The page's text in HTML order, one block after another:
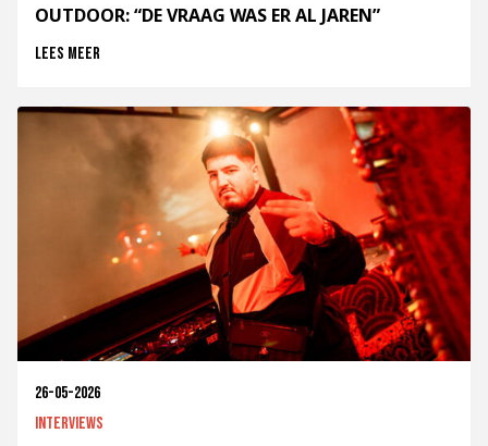
OUTDOOR: “DE VRAAG WAS ER AL JAREN”
Lees meer
26-05-2026
Interviews